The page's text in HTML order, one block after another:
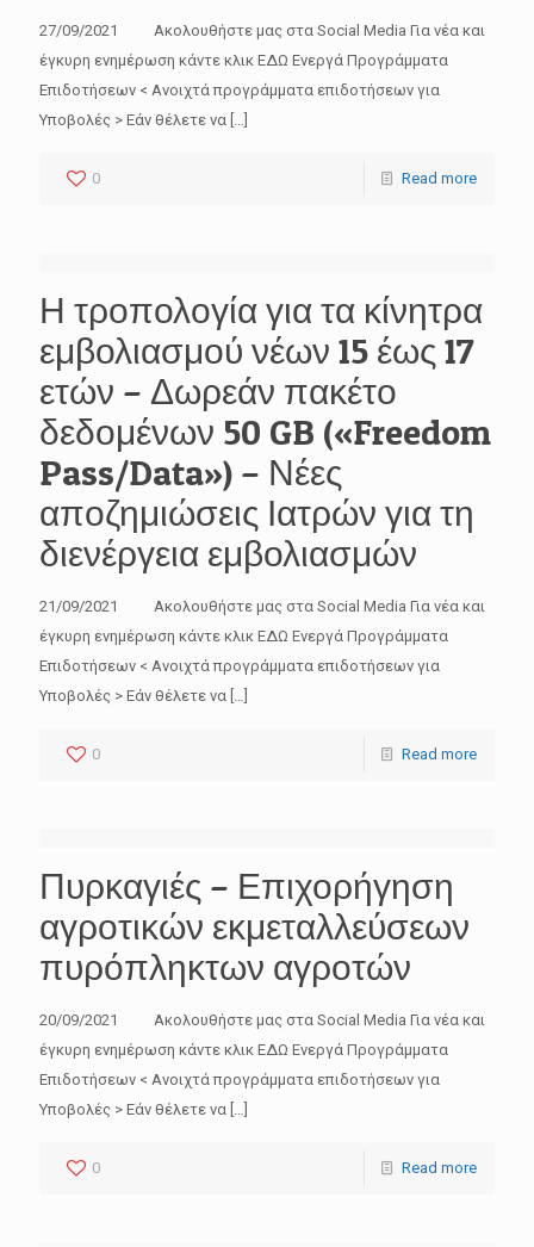
27/09/2021 Ακολουθήστε μας στα Social Media Για νέα και
έγκυρη ενημέρωση κάντε κλικ ΕΔΩ Ενεργά Προγράμματα
Επιδοτήσεων < Ανοιχτά προγράμματα επιδοτήσεων για
Υποβολές > Εάν θέλετε να […]
0 Read more
Η τροπολογία για τα κίνητρα
εμβολιασμού νέων 15 έως 17
ετών – Δωρεάν πακέτο
δεδομένων 50 GB («Freedom
Pass/Data») – Νέες
αποζημιώσεις Ιατρών για τη
διενέργεια εμβολιασμών
21/09/2021 Ακολουθήστε μας στα Social Media Για νέα και
έγκυρη ενημέρωση κάντε κλικ ΕΔΩ Ενεργά Προγράμματα
Επιδοτήσεων < Ανοιχτά προγράμματα επιδοτήσεων για
Υποβολές > Εάν θέλετε να […]
0 Read more
Πυρκαγιές – Επιχορήγηση
αγροτικών εκμεταλλεύσεων
πυρόπληκτων αγροτών
20/09/2021 Ακολουθήστε μας στα Social Media Για νέα και
έγκυρη ενημέρωση κάντε κλικ ΕΔΩ Ενεργά Προγράμματα
Επιδοτήσεων < Ανοιχτά προγράμματα επιδοτήσεων για
Υποβολές > Εάν θέλετε να […]
0 Read more